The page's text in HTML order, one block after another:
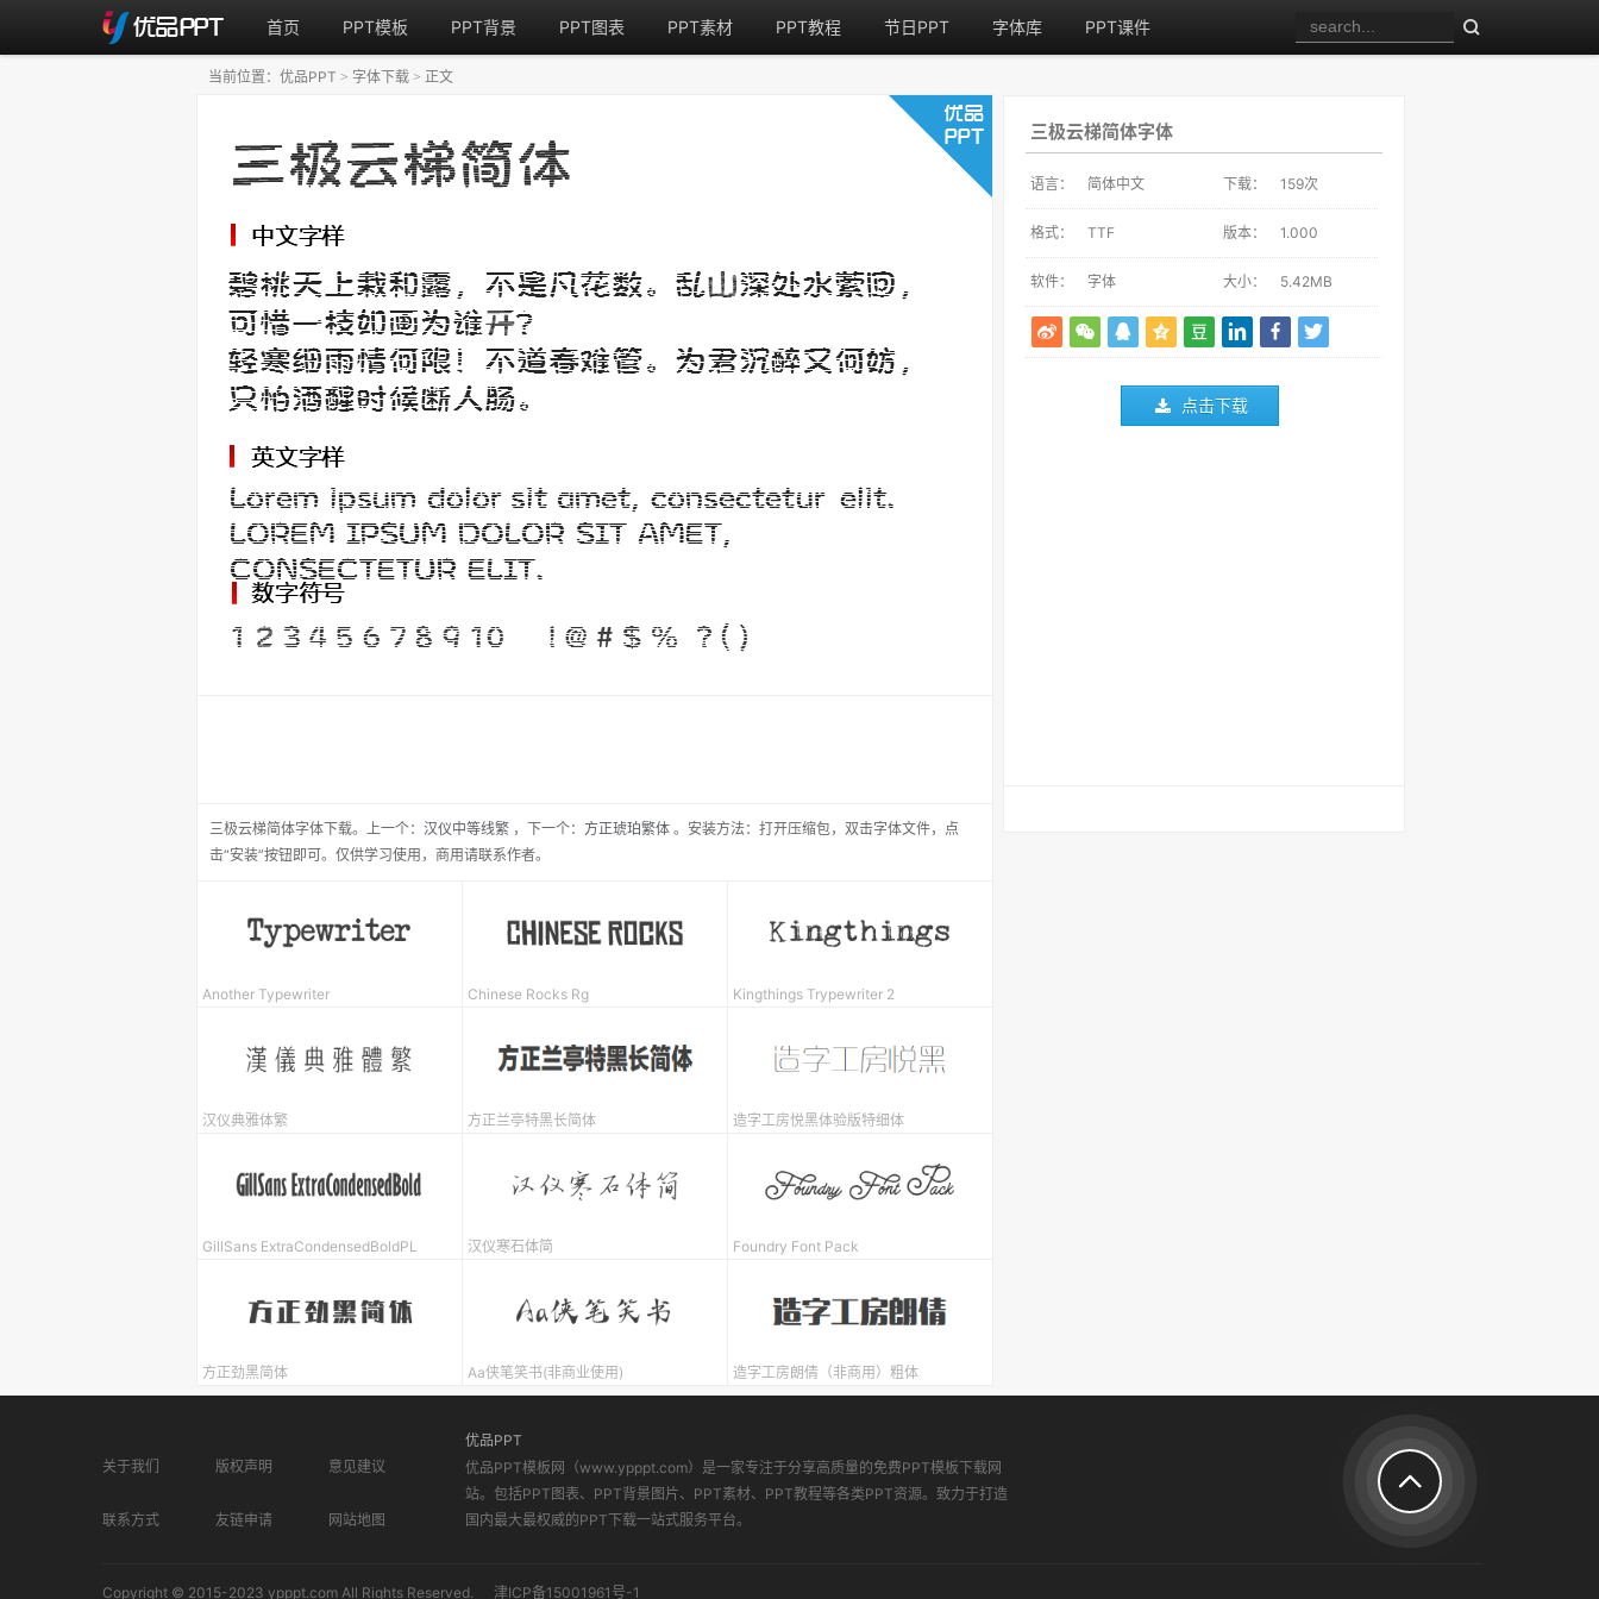
首页 PPT模板 PPT背景 PPT图表 PPT素材 PPT教程 节日PPT 字体库 PPT课件
三极云梯简体字体
语言： 简体中文 下载： 159次
格式： TTF 版本： 1.000
软件： 字体 大小： 5.42MB
点击下载
三极云梯简体字体下载。 上一个： 汉仪中等线繁 ， 下一个： 方正琥珀繁体 。安装方法：打开压缩包，双击字体文件，点
击“安装”按钮即可。仅供学习使用，商用请联系作者。
当前位置： 优品PPT > 字体下载 > 正文
Another Typewriter Chinese Rocks Rg Kingthings Trypewriter 2
汉仪典雅体繁 方正兰亭特黑长简体 造字工房悦黑体验版特细体
GillSans ExtraCondensedBoldPL 汉仪寒石体简 Foundry Font Pack
方正劲黑简体 Aa侠笔笑书(非商业使用) 造字工房朗倩（非商用）粗体
关于我们 版权声明 意见建议
联系方式 友链申请 网站地图
优品PPT
优品PPT模板网（www.ypppt.com）是一家专注于分享高质量的免费PPT模板下载网
站。包括PPT图表、PPT背景图片、PPT素材、PPT教程等各类PPT资源。致力于打造
国内最大最权威的PPT下载一站式服务平台。
Copyright © 2015-2023 ypppt.com All Rights Reserved. 津ICP备15001961号-1